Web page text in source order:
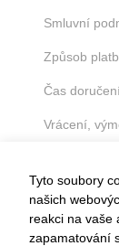
Smluvní
Způsob
Čas
Vrácení,
Tyto soubory
našich
reakci na vaše
zapamatování